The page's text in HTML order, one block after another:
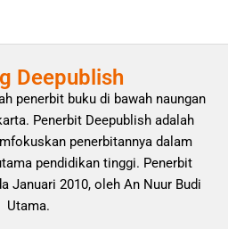
Deepublish
penerbit buku di bawah naungan
Penerbit Deepublish adalah
penerbitannya dalam
pendidikan tinggi. Penerbit
Januari 2010, oleh An Nuur Budi
Utama.